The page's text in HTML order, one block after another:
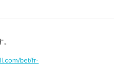
bet/fr-